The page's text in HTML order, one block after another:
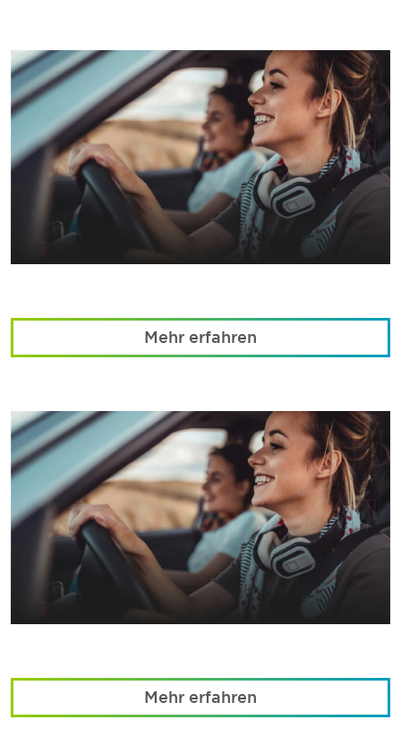
Mehr erfahren
Mehr erfahren